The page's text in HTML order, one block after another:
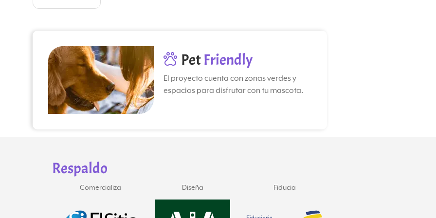
PetFriendly
El proyecto cuenta con zonas verdes y
espacios para disfrutar con tu mascota.
Respaldo
Diseña Fiducia Gerencia